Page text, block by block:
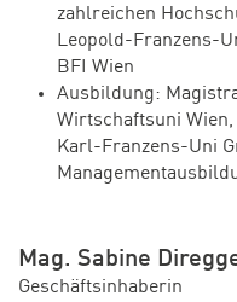
zahlreichen
Leopold-Franzens-
BFI Wien
Ausbildung:
Wirtschaftsuni
Karl-Franzens-Uni
Mag. Sabine
Geschäftsinhaberin